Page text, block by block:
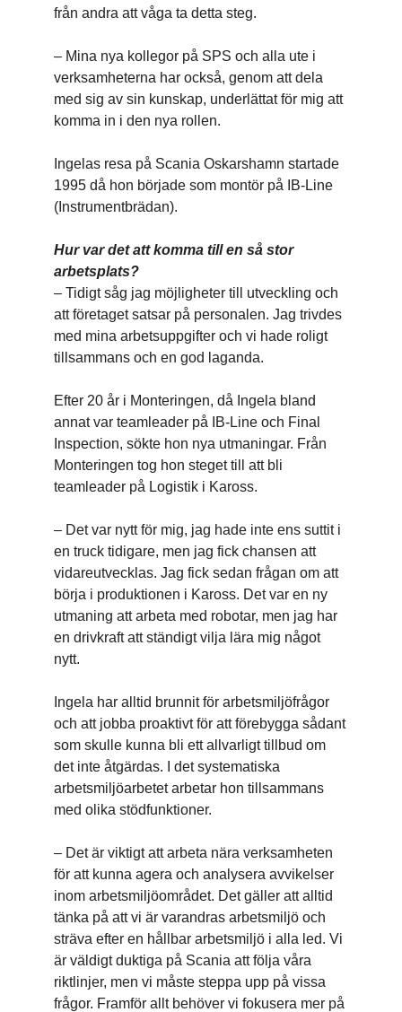
från andra att våga ta detta steg.
– Mina nya kollegor på SPS och alla ute i
verksamheterna har också, genom att dela
med sig av sin kunskap, underlättat för mig att
komma in i den nya rollen.
Ingelas resa på Scania Oskarshamn startade
1995 då hon började som montör på IB-Line
(Instrumentbrädan).
Hur var det att komma till en så stor
arbetsplats?
– Tidigt såg jag möjligheter till utveckling och
att företaget satsar på personalen. Jag trivdes
med mina arbetsuppgifter och vi hade roligt
tillsammans och en god laganda.
Efter 20 år i Monteringen, då Ingela bland
annat var teamleader på IB-Line och Final
Inspection, sökte hon nya utmaningar. Från
Monteringen tog hon steget till att bli
teamleader på Logistik i Kaross.
– Det var nytt för mig, jag hade inte ens suttit i
en truck tidigare, men jag fick chansen att
vidareutvecklas. Jag fick sedan frågan om att
börja i produktionen i Kaross. Det var en ny
utmaning att arbeta med robotar, men jag har
en drivkraft att ständigt vilja lära mig något
nytt.
Ingela har alltid brunnit för arbetsmiljöfrågor
och att jobba proaktivt för att förebygga sådant
som skulle kunna bli ett allvarligt tillbud om
det inte åtgärdas. I det systematiska
arbetsmiljöarbetet arbetar hon tillsammans
med olika stödfunktioner.
– Det är viktigt att arbeta nära verksamheten
för att kunna agera och analysera avvikelser
inom arbetsmiljöområdet. Det gäller att alltid
tänka på att vi är varandras arbetsmiljö och
sträva efter en hållbar arbetsmiljö i alla led. Vi
är väldigt duktiga på Scania att följa våra
riktlinjer, men vi måste steppa upp på vissa
frågor. Framför allt behöver vi fokusera mer på